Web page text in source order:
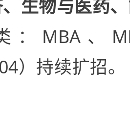
生物与医药
：MBA、
）持续扩招。